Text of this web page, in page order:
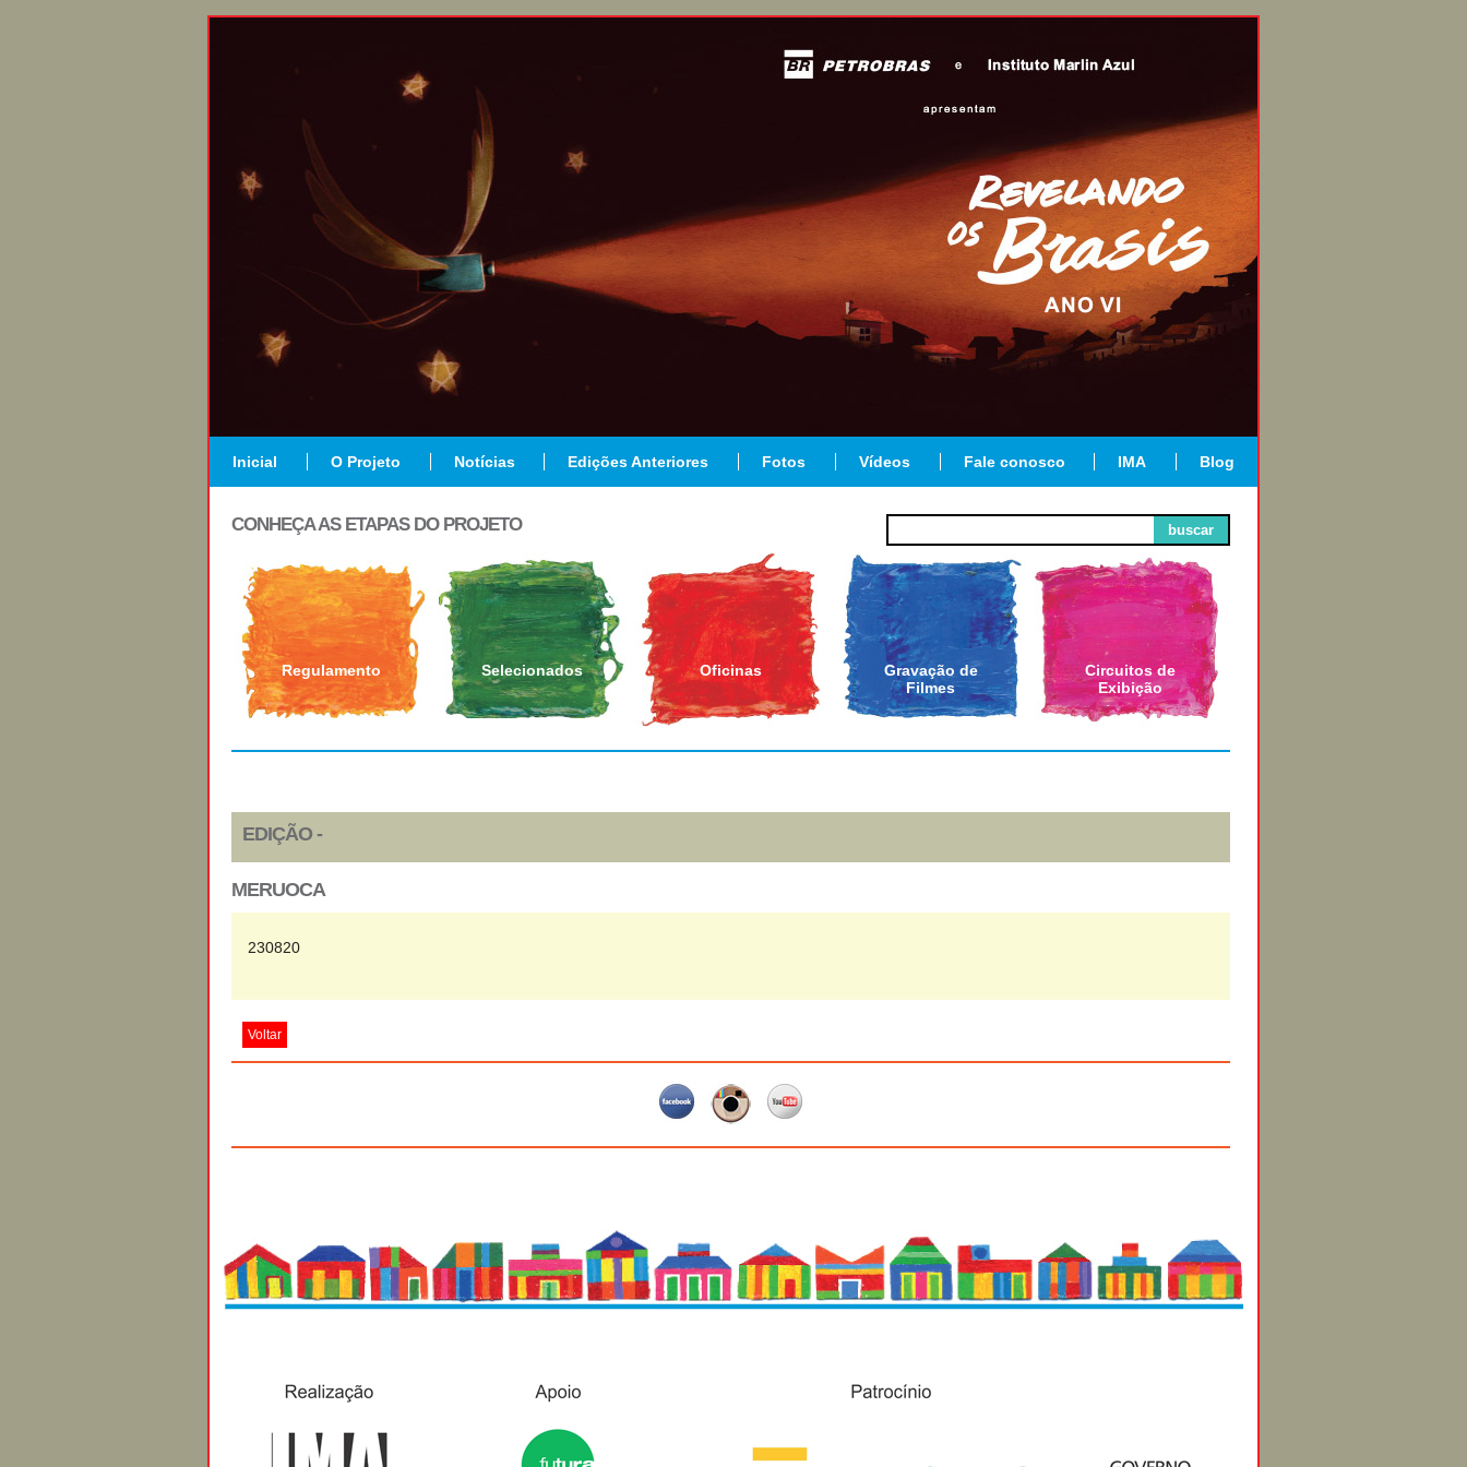
Inicial O Projeto Notícias Edições Anteriores Fotos Vídeos Fale conosco IMA Blog
buscar
CONHEÇA AS ETAPAS DO PROJETO
Regulamento Selecionados Oficinas
Gravação de
Filmes
Circuitos de
Exibição
EDIÇÃO -
MERUOCA
230820
Voltar